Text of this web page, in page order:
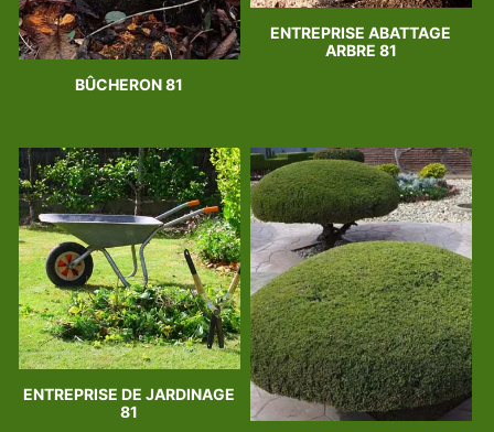
BÛCHERON 81
ENTREPRISE ABATTAGE
ARBRE 81
ENTREPRISE DE JARDINAGE
81